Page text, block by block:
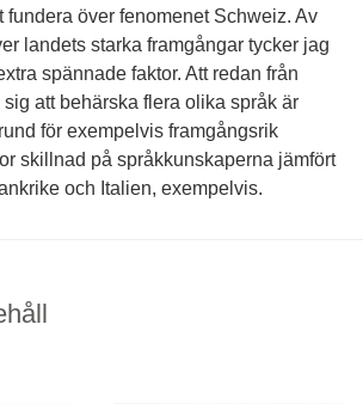
fundera över fenomenet Schweiz. Av
landets starka framgångar tycker jag
spännade faktor. Att redan från
att behärska flera olika språk är
för exempelvis framgångsrik
skillnad på språkkunskaperna jämfört
och Italien, exempelvis.